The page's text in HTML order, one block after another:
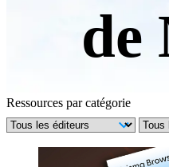
de
Ressources par catégorie